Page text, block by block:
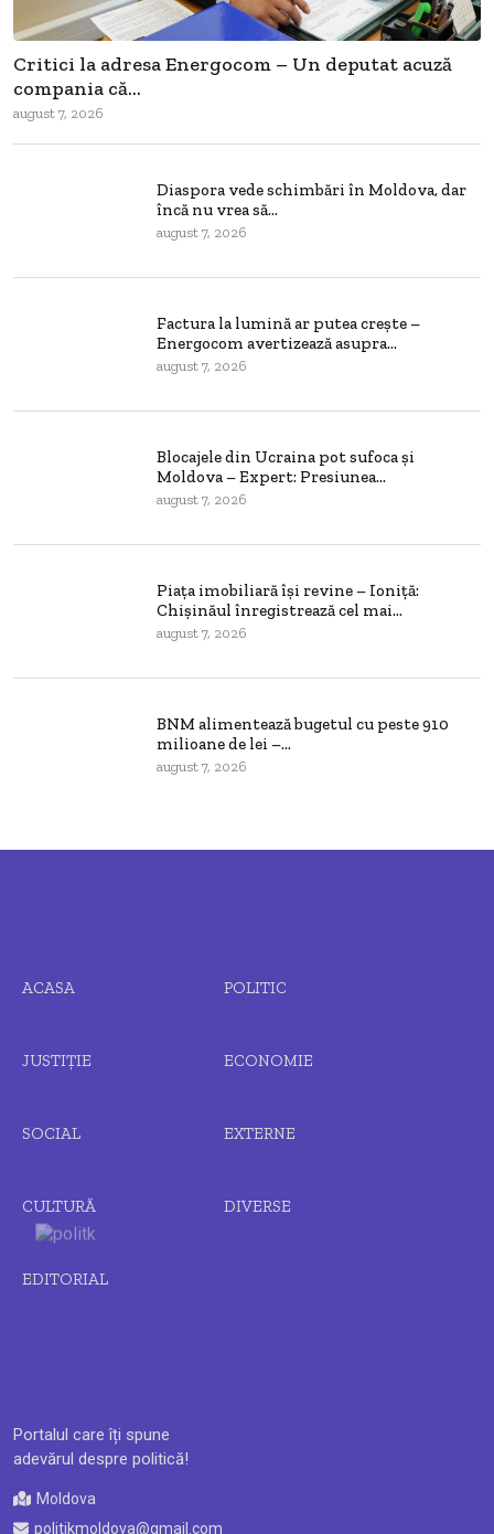
Critici la adresa Energocom – Un deputat acuză
compania că...
august 7, 2026
Diaspora vede schimbări în Moldova, dar
încă nu vrea să...
august 7, 2026
Factura la lumină ar putea crește –
Energocom avertizează asupra...
august 7, 2026
Blocajele din Ucraina pot sufoca și
Moldova – Expert: Presiunea...
august 7, 2026
Piața imobiliară își revine – Ioniță:
Chișinăul înregistrează cel mai...
august 7, 2026
BNM alimentează bugetul cu peste 910
milioane de lei –...
august 7, 2026
Portalul care îți spune
adevărul despre politică!
Moldova
politikmoldova@gmail.com
ACASA POLITIC
JUSTIȚIE ECONOMIE
SOCIAL EXTERNE
CULTURĂ DIVERSE
EDITORIAL